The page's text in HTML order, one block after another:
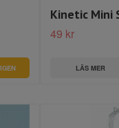
Kinetic Mini
49 kr
LÄS MER